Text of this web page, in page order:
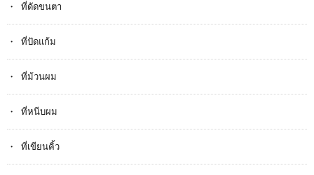
ที่ดัดขนตา
ที่ปัดแก้ม
ที่ม้วนผม
ที่หนีบผม
ที่เขียนคิ้ว